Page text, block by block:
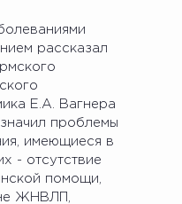
рассказал
Е.А. Вагнера
проблемы
имеющиеся в
- отсутствие
помощи,
ЖНВЛП,